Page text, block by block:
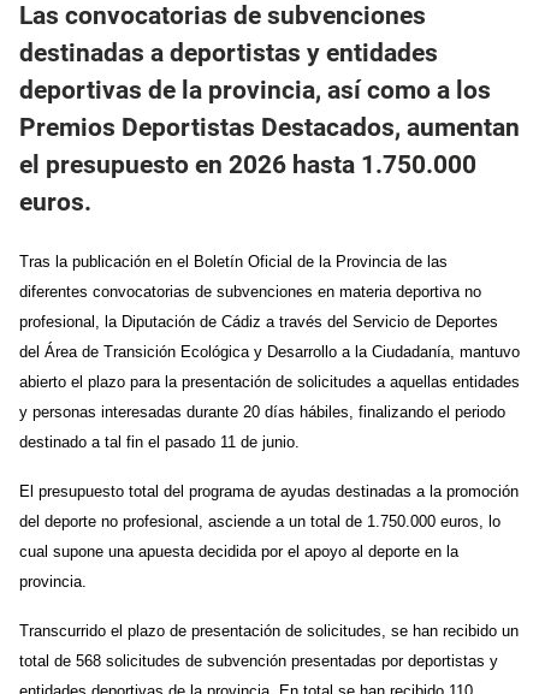
Las convocatorias de subvenciones
destinadas a deportistas y entidades
deportivas de la provincia, así como a los
Premios Deportistas Destacados, aumentan
el presupuesto en 2026 hasta 1.750.000
euros.
Tras la publicación en el Boletín Oficial de la Provincia de las
diferentes convocatorias de subvenciones en materia deportiva no
profesional, la Diputación de Cádiz a través del Servicio de Deportes
del Área de Transición Ecológica y Desarrollo a la Ciudadanía, mantuvo
abierto el plazo para la presentación de solicitudes a aquellas entidades
y personas interesadas durante 20 días hábiles, finalizando el periodo
destinado a tal fin el pasado 11 de junio.
El presupuesto total del programa de ayudas destinadas a la promoción
del deporte no profesional
, asciende a un total de 1.750 .000 euros, lo
cual supone una apuesta decidida por el apoyo al deporte en la
provincia.
Transcurrido el plazo de presentación de solicitudes, se han recibido un
total de 568 solicitudes de subvención presentadas por deportistas y